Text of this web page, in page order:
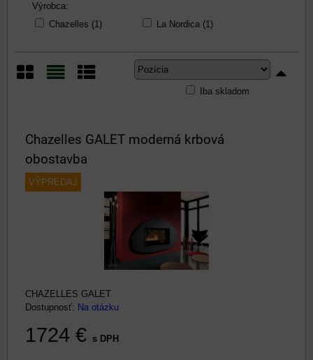
Výrobca:
Chazelles (1)
La Nordica (1)
Iba skladom
Chazelles GALET moderná krbová
obostavba
VÝPREDAJ
CHAZELLES GALET
Dostupnosť: Na otázku
1724 € s DPH